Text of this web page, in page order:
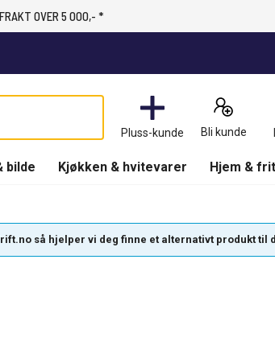
OVER 5 000,- *
Pluss-kunde Bli kunde
bilde Kjøkken & hvitevarer Hjem &
så hjelper vi deg finne et alternativt produkt til